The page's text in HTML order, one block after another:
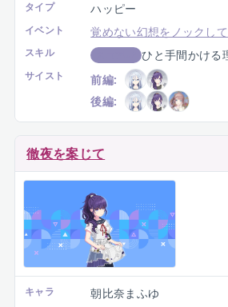
タイプ ハッピー
イベント 覚めない幻想をノックして
スキル ひと手間かける
サイスト
前編:
後編:
徹夜を案じて
キャラ 朝比奈まふゆ